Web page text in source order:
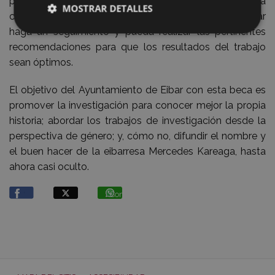
conformada por la UPV/EHU y el Ayuntamiento de Eibar
haga un seguimiento y pueda realizar las pertinentes
recomendaciones para que los resultados del trabajo
sean óptimos.
El objetivo del Ayuntamiento de Eibar con esta beca es
promover la investigación para conocer mejor la propia
historia; abordar los trabajos de investigación desde la
perspectiva de género; y, cómo no, difundir el nombre y
el buen hacer de la eibarresa Mercedes Kareaga, hasta
ahora casi oculto.
Compartir
MOSTRAR DETALLES